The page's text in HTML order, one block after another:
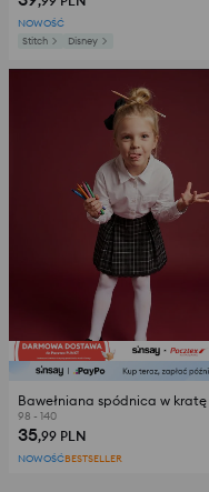
NOWOŚĆ
Stitch
Disney
98 - 140
35,99 PLN
NOWOŚĆBESTSELLER